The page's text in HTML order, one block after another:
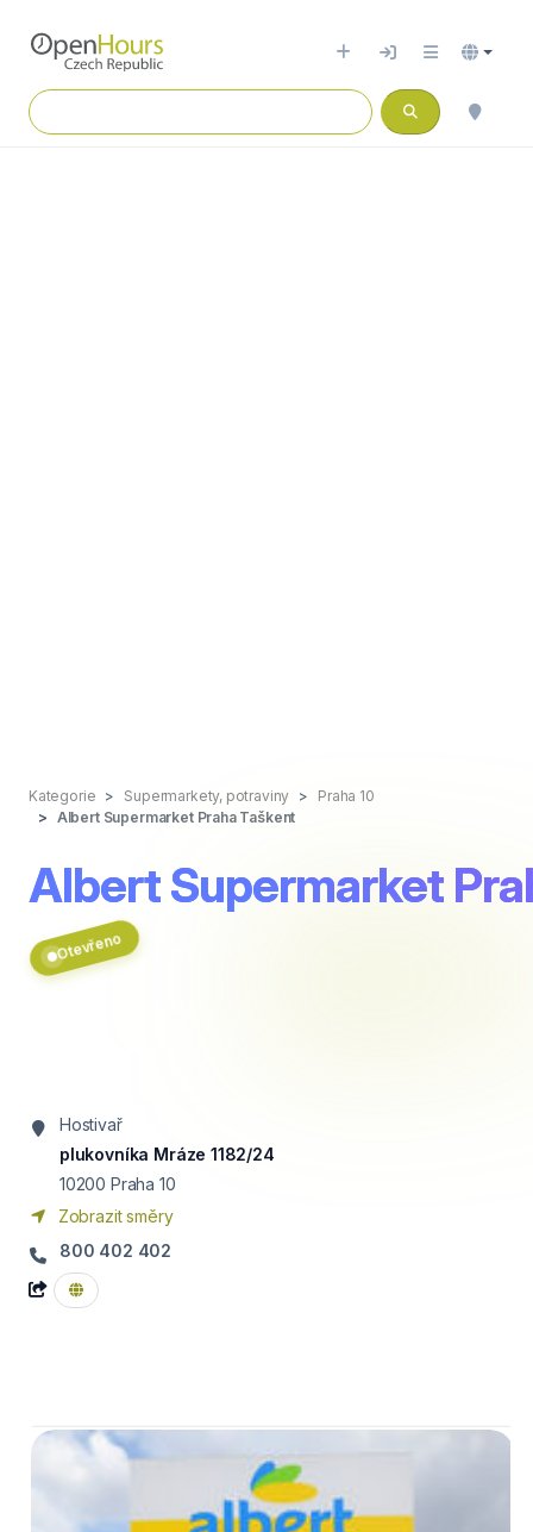
Kategorie Supermarkety, potraviny
Praha 10
Albert Supermarket Praha Taškent
Albert Supermarket
Otevřeno
Hostivař
plukovníka Mráze 1182/24
10200 Praha 10
Zobrazit směry
800 402 402